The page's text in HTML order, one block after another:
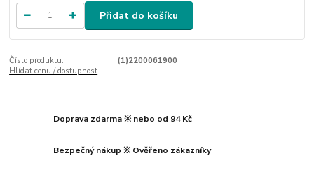
Přidat do košíku
Číslo produktu:
(1)2200061900
Hlídat cenu / dostupnost
Doprava zdarma ※ nebo od 94 Kč
Bezpečný nákup ※ Ověřeno zákazníky